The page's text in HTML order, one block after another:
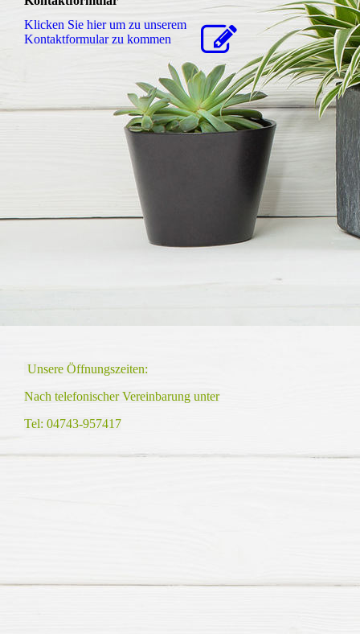
Klicken Sie hier um zu unserem
Kon­takt­for­mu­lar zu kommen
Unsere Öffnungszeiten:
Nach telefonischer Vereinbarung unter
Tel: 04743-957417